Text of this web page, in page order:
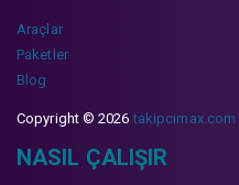
Araçlar
Paketler
Blog
Copyright © 2026takipcimax.com
NASIL ÇALIŞIR